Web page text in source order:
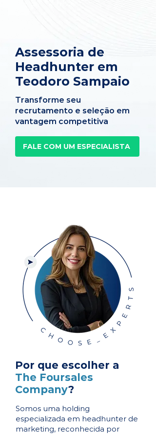
Assessoria de
Headhunter em
Teodoro Sampaio
Transforme seu
recrutamento e seleção em
vantagem competitiva
FALE COM UM ESPECIALISTA
Por que escolher a
The Foursales
Company?
Somos uma holding
especializada em headhunter de
marketing, reconhecida por